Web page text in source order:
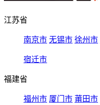
江苏省
南京市 无锡市 徐州市
宿迁市
福建省
福州市 厦门市 莆田市